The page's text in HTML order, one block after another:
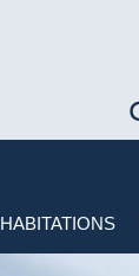
HABITATIONS